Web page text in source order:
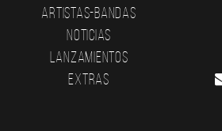
Artistas-Bandas
Noticias
Lanzamientos
Extras